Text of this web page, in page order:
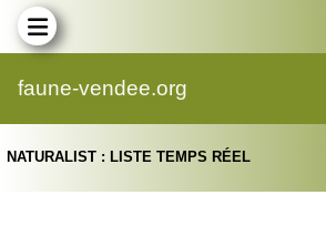
faune-vendee.org
NATURALIST : LISTE TEMPS RÉEL